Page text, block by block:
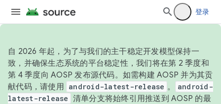
登录
自 2026 年起，为了与我们的主干稳定开发模型保持一
致，并确保生态系统的平台稳定性，我们将在第 2 季度和
第 4 季度向 AOSP 发布源代码。如需构建 AOSP 并为其贡
献代码，请使用 android-latest-release 。
android-
latest-release 清单分支将始终引用推送到 AOSP 的最